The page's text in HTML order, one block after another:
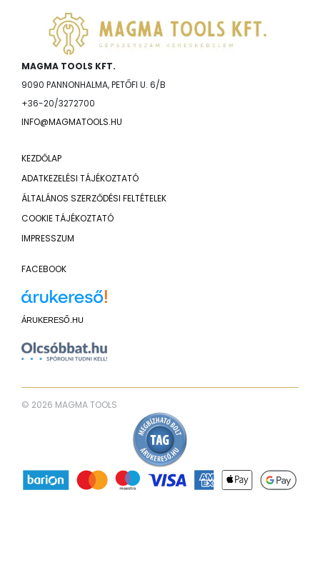
MAGMA TOOLS KFT.
9090 PANNONHALMA, PETŐFI U. 6/B
+36-20/3272700
INFO@MAGMATOOLS.HU
KEZDŐLAP
ADATKEZELÉSI TÁJÉKOZTATÓ
ÁLTALÁNOS SZERZŐDÉSI FELTÉTELEK
COOKIE TÁJÉKOZTATÓ
IMPRESSZUM
FACEBOOK
ÁRUKERESŐ.HU
© 2026 MAGMA TOOLS